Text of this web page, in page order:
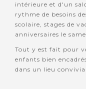
intérieure et d'un
rythme de besoins
scolaire, stages de
anniversaires le
Tout y est fait pour
enfants bien
dans un lieu